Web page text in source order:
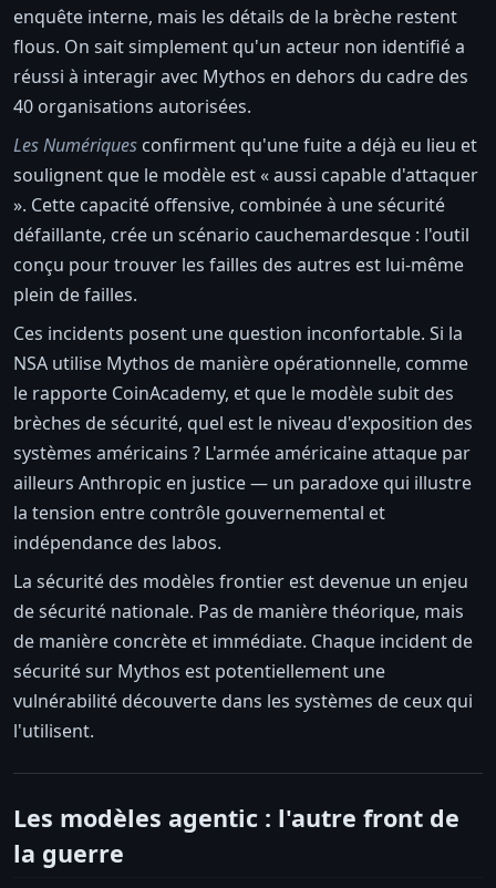
enquête interne, mais les détails de la brèche restent
flous. On sait simplement qu'un acteur non identifié a
réussi à interagir avec Mythos en dehors du cadre des
40 organisations autorisées.
Les Numériques confirment qu'une fuite a déjà eu lieu et
soulignent que le modèle est « aussi capable d'attaquer
». Cette capacité offensive, combinée à une sécurité
défaillante, crée un scénario cauchemardesque : l'outil
conçu pour trouver les failles des autres est lui-même
plein de failles.
Ces incidents posent une question inconfortable. Si la
NSA utilise Mythos de manière opérationnelle, comme
le rapporte CoinAcademy, et que le modèle subit des
brèches de sécurité, quel est le niveau d'exposition des
systèmes américains ? L'armée américaine attaque par
ailleurs Anthropic en justice — un paradoxe qui illustre
la tension entre contrôle gouvernemental et
indépendance des labos.
La sécurité des modèles frontier est devenue un enjeu
de sécurité nationale. Pas de manière théorique, mais
de manière concrète et immédiate. Chaque incident de
sécurité sur Mythos est potentiellement une
vulnérabilité découverte dans les systèmes de ceux qui
l'utilisent.
Les modèles agentic : l'autre front de
la guerre